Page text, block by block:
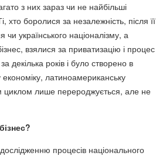
з них зараз чи не найбільші
хто боролися за незалежність, після її
українського націоналізму, а
взялися за приватизацію і процес
декілька років і було створено в
економіку, латиноамериканську
циклом лише перероджується, але не
процесів національного